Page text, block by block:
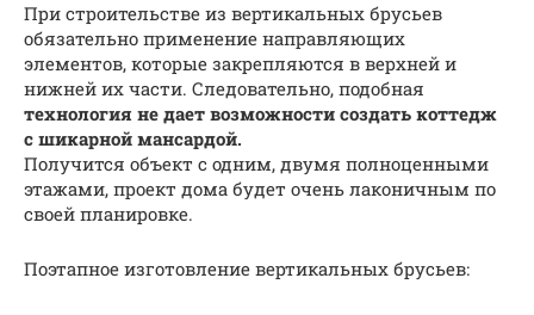
При строительстве из вертикальных брусьев
обязательно применение направляющих
элементов, которые закрепляются в верхней и
нижней их части. Следовательно, подобная
технология не дает возможности создать коттедж
с шикарной мансардой.
Получится объект с одним, двумя полноценными
этажами, проект дома будет очень лаконичным по
своей планировке.
Поэтапное изготовление вертикальных брусьев: